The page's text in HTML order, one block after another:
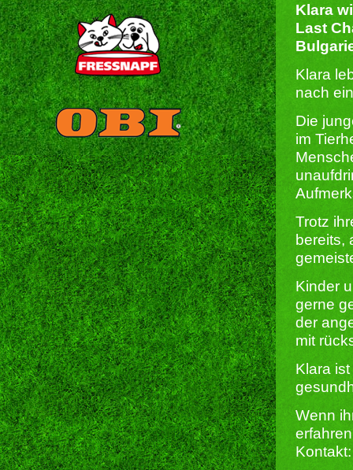
Klara
Last
Klara
nach
Die
im
Trotz
bereits,
Kinder
gerne
der
mit
Klara
Wenn
Kontakt: